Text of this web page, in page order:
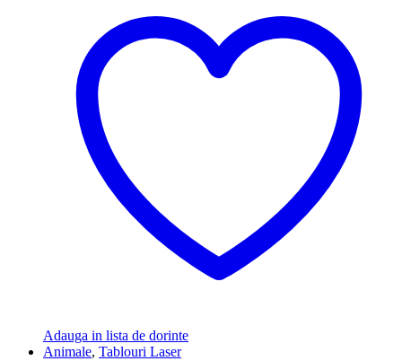
Adauga in lista de dorinte
Animale, Tablouri Laser